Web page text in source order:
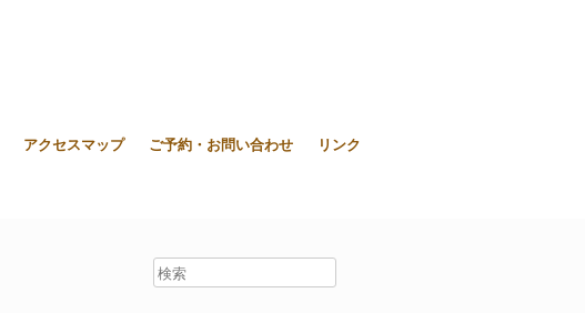
アクセスマップ ご予約・お問い合わせ リンク